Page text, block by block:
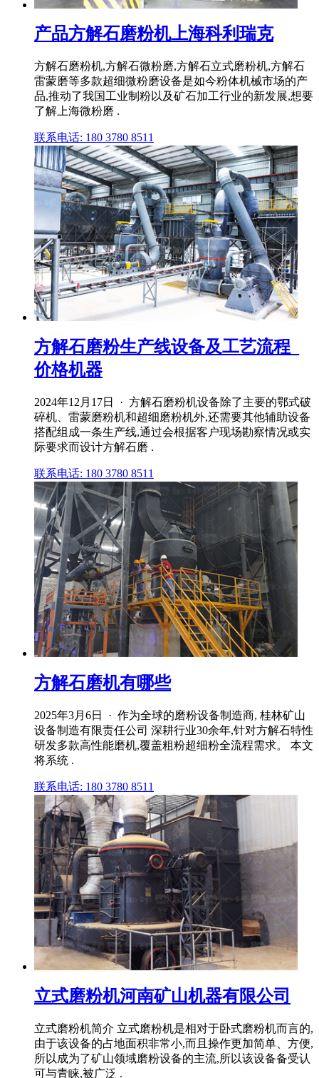
产品方解石磨粉机上海科利瑞克
方解石磨粉机,方解石微粉磨,方解石立式磨粉机,方解石
雷蒙磨等多款超细微粉磨设备是如今粉体机械市场的产
品,推动了我国工业制粉以及矿石加工行业的新发展,想要
了解上海微粉磨 .
联系电话: 180 3780 8511
方解石磨粉生产线设备及工艺流程_
价格机器
2024年12月17日 · 方解石磨粉机设备除了主要的鄂式破
碎机、雷蒙磨粉机和超细磨粉机外,还需要其他辅助设备
搭配组成一条生产线,通过会根据客户现场勘察情况或实
际要求而设计方解石磨 .
联系电话: 180 3780 8511
方解石磨机有哪些
2025年3月6日 · 作为全球的磨粉设备制造商, 桂林矿山
设备制造有限责任公司 深耕行业30余年,针对方解石特性
研发多款高性能磨机,覆盖粗粉超细粉全流程需求。 本文
将系统 .
联系电话: 180 3780 8511
立式磨粉机河南矿山机器有限公司
立式磨粉机简介 立式磨粉机是相对于卧式磨粉机而言的,
由于该设备的占地面积非常小,而且操作更加简单、方便,
所以成为了矿山领域磨粉设备的主流,所以该设备备受认
可与青睐,被广泛 .